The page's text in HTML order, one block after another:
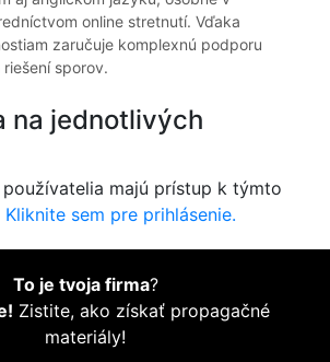
online stretnutí. Vďaka
zaručuje komplexnú podporu
sporov.
na jednotlivých
používatelia majú prístup k týmto
Kliknite sem pre prihlásenie.
To je tvoja firma?
Zistite, ako získať propagačné
materiály!